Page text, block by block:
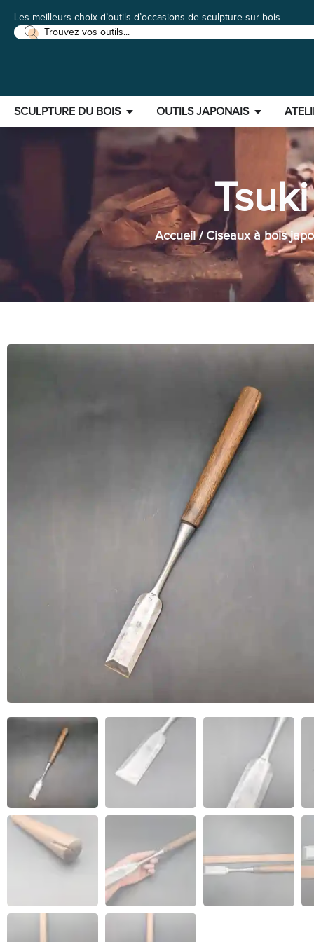
Les meilleurs choix d’outils d’occasions de sculpture sur bois
SCULPTURE DU BOIS OUTILS JAPONAIS
Accueil/ Ciseaux à bois